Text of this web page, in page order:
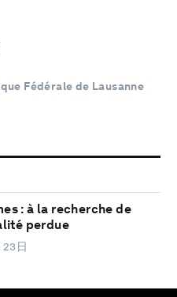
Fédérale de Lausanne
: à la recherche de
perdue
日